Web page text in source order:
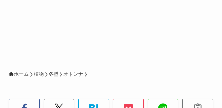
ホーム 植物 冬型 オトンナ